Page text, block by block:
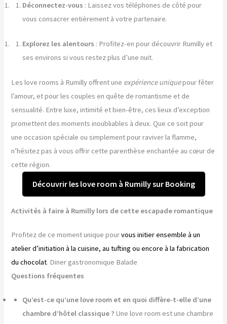
Déconnectez-vous : Laissez vos téléphones de côté pour
vous consacrer entièrement à votre partenaire.
Explorez les alentours : Profitez-en pour découvrir Rumilly et
ses environs si vous restez plus d’une nuit.
Les love rooms à Rumilly offrent une expérience uniquepour fêter
l’amour, et pour les couples en quête de romantisme et de
sensualité. Entre luxe, intimité et bien-être, ces lieux d’exception
promettent des moments inoubliables à deux. Que ce soit pour
une occasion spéciale ou simplement pour raviver la flamme,
n’hésitez pas à vous offrir cette parenthèse enchantée au cœur de
cette région.
Découvrir les love room à Rumilly sur Booking
Activités à faire à Rumilly lors de cette escapade romantique
Profitez de ce moment unique pourvous initier ensemble à un
atelier d’initiation à la cuisine, au tufting ou encore à la fabrication
du chocolat. Diner gastronomique Balade
Questions fréquentes
Qu’est-ce qu’une love room et en quoi diffère-t-elle d’une
chambre d’hôtel classique ? Une love room est une chambre